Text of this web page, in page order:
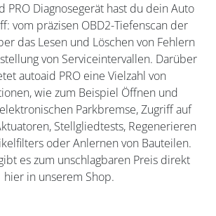
PRO Diagnosegerät hast du dein Auto
vom präzisen OBD2-Tiefenscan der
das Lesen und Löschen von Fehlern
von Serviceintervallen. Darüber
autoaid PRO eine Vielzahl von
wie zum Beispiel Öffnen und
Parkbremse, Zugriff auf
Stellgliedtests, Regenerieren
oder Anlernen von Bauteilen.
es zum unschlagbaren Preis direkt
hier in unserem Shop.